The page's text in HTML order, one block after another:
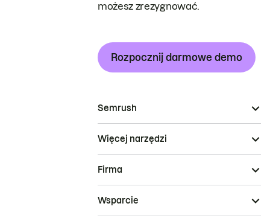
możesz zrezygnować.
Rozpocznij darmowe demo
Semrush
Więcej narzędzi
Firma
Wsparcie